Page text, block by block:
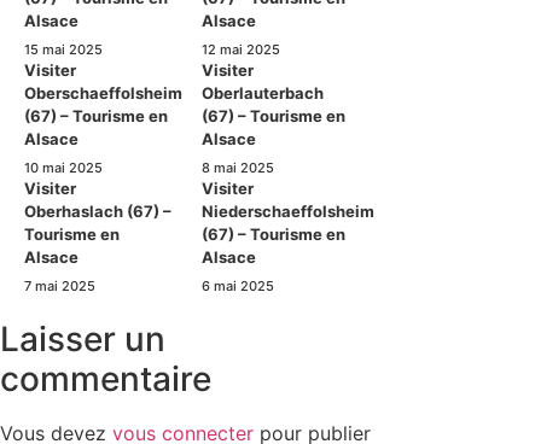
Alsace
15 mai 2025
Alsace
12 mai 2025
Visiter
Oberschaeffolsheim
(67) – Tourisme en
Alsace
10 mai 2025
Visiter
Oberlauterbach
(67) – Tourisme en
Alsace
8 mai 2025
Visiter
Oberhaslach (67) –
Tourisme en
Alsace
7 mai 2025
Visiter
Niederschaeffolsheim
(67) – Tourisme en
Alsace
6 mai 2025
Laisser un
commentaire
Vous devez vous connecter pour publier